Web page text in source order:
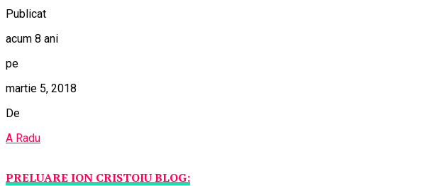
Publicat
acum 8 ani
pe
martie 5, 2018
De
A Radu
PRELUARE ION CRISTOIU BLOG: